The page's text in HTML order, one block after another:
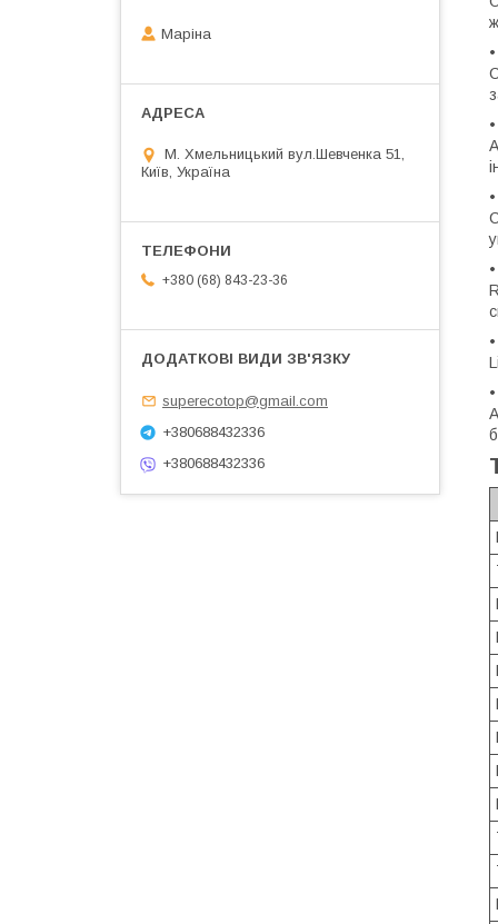
Маріна
М. Хмельницький вул.Шевченка 51,
Київ, Україна
+380 (68) 843-23-36
superecotop@gmail.com
+380688432336
+380688432336